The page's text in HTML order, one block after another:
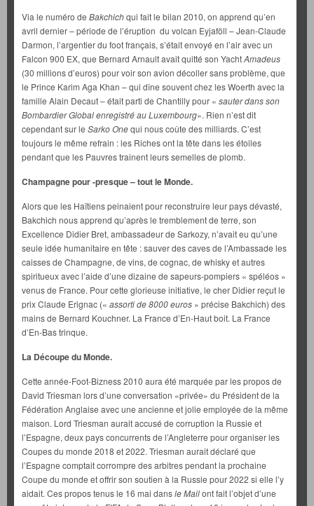
Via le numéro de Bakchichqui fait le bilan 2010, on apprend qu’en
avril dernier – période de l’éruption du volcan Eyjaföll – Jean-Claude
Darmon, l’argentier du foot français, s’était envoyé en l’air avec un
Falcon 900 EX, que Bernard Arnault avait quitté son YachtAmadeus
(30 millions d’euros) pour voir son avion décoller sans problème, que
le Prince Karim Aga Khan – qui dîne souvent chez les Woerth avec la
famille Alain Decaut – était parti de Chantilly pour « sauter dans son
Bombardier Global enregistré au Luxembourg». Rien n’est dit
cependant sur le Sarko Onequi nous coûte des milliards. C’est
toujours le même refrain : les Riches ont la tête dans les étoiles
pendant que les Pauvres trainent leurs semelles de plomb.
Champagne pour -presque – tout le Monde.
Alors que les Haïtiens peinaient pour reconstruire leur pays dévasté,
Bakchich nous apprend qu’après le tremblement de terre, son
Excellence Didier Bret, ambassadeur de Sarkozy, n’avait eu qu’une
seule idée humanitaire en tête : sauver des caves de l’Ambassade les
caisses de Champagne, de vins, de cognac, de whisky et autres
spiritueux avec l’aide d’une dizaine de sapeurs-pompiers « spéléos »
venus de France. Pour cette glorieuse initiative, le cher Didier reçut le
prix Claude Erignac (« assorti de 8000 euros » précise Bakchich) des
mains de Bernard Kouchner. La France d’En-Haut boit. La France
d’En-Bas trinque.
La Découpe du Monde.
Cette année-Foot-Bizness 2010 aura été marquée par les propos de
David Triesman lors d’une conversation «privée» du Président de la
Fédération Anglaise avec une ancienne et jolie employée de la même
maison. Lord Triesman aurait accusé de corruption la Russie et
l’Espagne, deux pays concurrents de l’Angleterre pour organiser les
Coupes du monde 2018 et 2022. Triesman aurait déclaré que
l’Espagne comptait corrompre des arbitres pendant la prochaine
Coupe du monde et offrir son soutien à la Russie pour 2022 si elle l’y
aidait. Ces propos tenus le 16 mai dansle Mailont fait l’objet d’une